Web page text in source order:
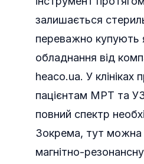
залишається
переважно купують
обладнання від
heaco.uа. У клініках
пацієнтам МРТ та
повний спектр
Зокрема, тут можна
магнітно-